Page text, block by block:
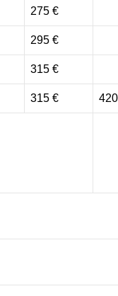
275 €
295 €
315 €
315 €